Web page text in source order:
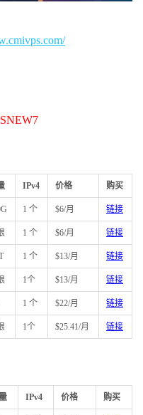
IPv4 价格 购买
1 个 $6/月 链接
1 个 $6/月 链接
1 个 $13/月 链接
1个 $13/月 链接
1 个 $22/月 链接
1个 $25.41/月 链接
IPv4 价格 购买